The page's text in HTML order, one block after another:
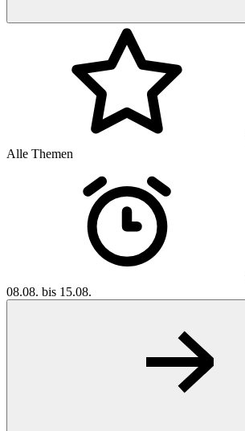
Alle Themen
08.08. bis 15.08.